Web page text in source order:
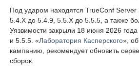
Под ударом находятся TrueConf Server
5.4.X до 5.4.9, 5.5.X до 5.5.5, а также
Уязвимости закрыли 18 июня 2026
и 5.5.5. «Лаборатория Касперского»,
кампанию, рекомендует обновить
сборок.